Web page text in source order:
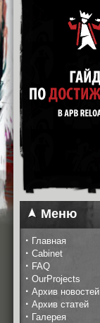
Меню
· Главная
· Cabinet
· FAQ
· OurProjects
· Архив новостей
· Архив статей
· Галерея